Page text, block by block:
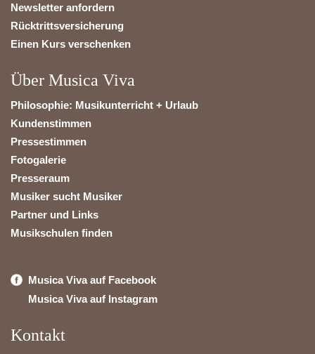
Newsletter anfordern
Rücktrittsversicherung
Einen Kurs verschenken
Über Musica Viva
Philosophie: Musikunterricht + Urlaub
Kundenstimmen
Pressestimmen
Fotogalerie
Presseraum
Musiker sucht Musiker
Partner und Links
Musikschulen finden
Musica Viva auf Facebook
Musica Viva auf Instagram
Kontakt